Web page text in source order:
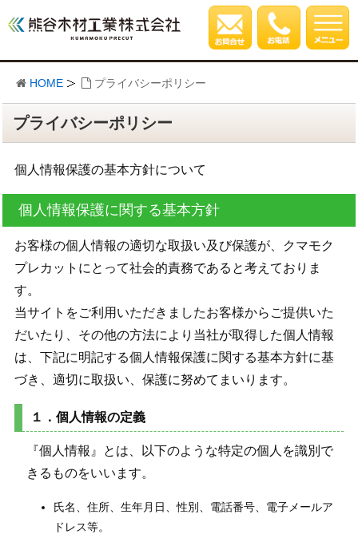
HOME プライバシーポリシー
プライバシーポリシー
個人情報保護の基本方針について
個人情報保護に関する基本方針
お客様の個人情報の適切な取扱い及び保護が、クマモク
プレカットにとって社会的責務であると考えておりま
す。
当サイトをご利用いただきましたお客様からご提供いた
だいたり、その他の方法により当社が取得した個人情報
は、下記に明記する個人情報保護に関する基本方針に基
づき、適切に取扱い、保護に努めてまいります。
１．個人情報の定義
『個人情報』とは、以下のような特定の個人を識別で
きるものをいいます。
氏名、住所、生年月日、性別、電話番号、電子メールア
ドレス等。